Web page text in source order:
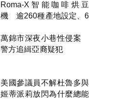
Roma-X智能咖啡烘豆
機 逾260種產地設定、6
萬錦市深夜小巷性侵案
警方追緝亞裔疑犯
美國參議員不解杜魯多與
姬蒂派莉放閃為什麼總能